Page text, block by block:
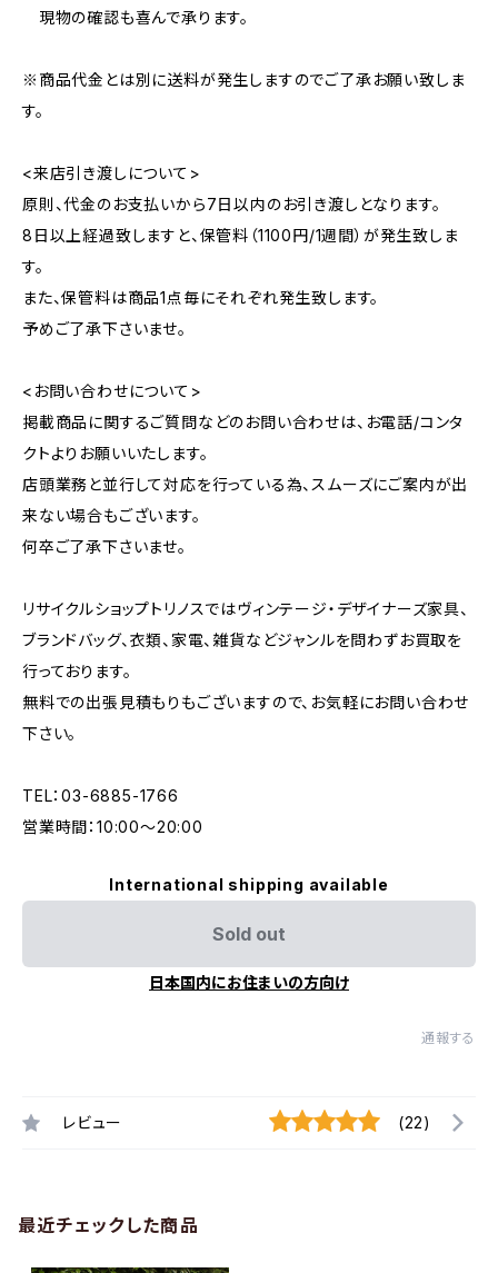
現物の確認も喜んで承ります。
※商品代金とは別に送料が発生しますのでご了承お願い致しま
す。
<来店引き渡しについて>
原則、代金のお支払いから7日以内のお引き渡しとなります。
8日以上経過致しますと、保管料（1100円/1週間）が発生致しま
す。
また、保管料は商品1点毎にそれぞれ発生致します。
予めご了承下さいませ。
<お問い合わせについて>
掲載商品に関するご質問などのお問い合わせは、お電話/コンタ
クトよりお願いいたします。
店頭業務と並行して対応を行っている為、スムーズにご案内が出
来ない場合もございます。
何卒ご了承下さいませ。
リサイクルショップトリノスではヴィンテージ・デザイナーズ家具、
ブランドバッグ、衣類、家電、雑貨などジャンルを問わずお買取を
行っております。
無料での出張見積もりもございますので、お気軽にお問い合わせ
下さい。
TEL：03-6885-1766
営業時間：10:00〜20:00
International shipping available
Sold out
日本国内にお住まいの方向け
通報する
レビュー (22)
最近チェックした商品